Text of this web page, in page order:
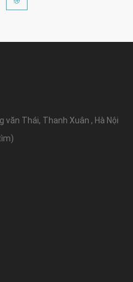
văn Thái, Thanh Xuân , Hà Nội